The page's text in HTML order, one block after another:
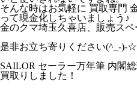
そんな時はお気軽に 買取専門
って現金化しちゃいましょう♪
金のクマ埼玉久喜店、販売スペ
是非お立ち寄りください(^_-)-☆
SAILOR セーラー万年筆 内閣
買取りしました！